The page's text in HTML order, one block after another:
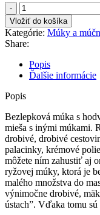
množstvo
PRVÝ
PESTI
MLYN
RYŽOVÁ
MÚKA
1000G
Vložiť do košíka
Kategórie: Múky a
Share:
Popis
Ďalšie informácie
Popis
Bezlepková múka s
mieša s inými múkami.
drobivé, drobivé
palacinky, krémové
môžete ním zahustiť aj
ryžovej múky, ktorá je
malého množstva do
výnimočne drobivé,
ústach”. Vďaka tomu